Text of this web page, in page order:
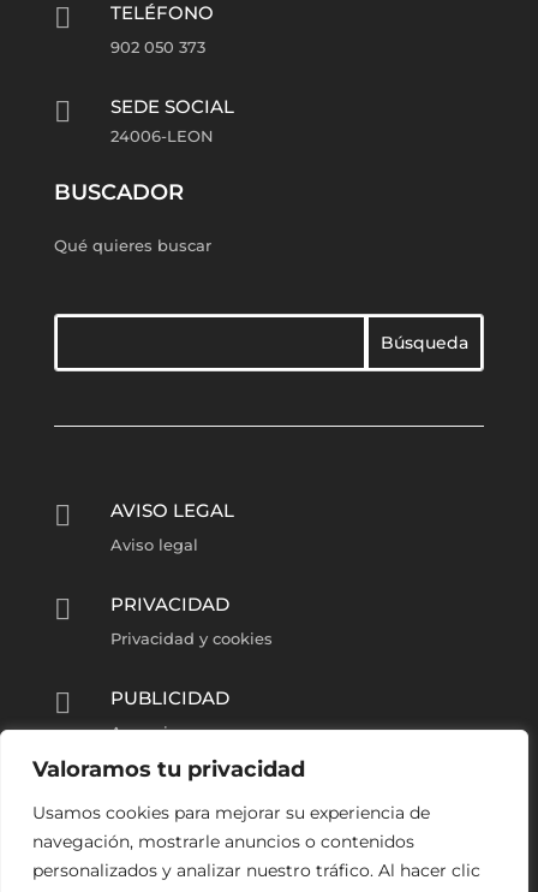
Valoramos tu privacidad
Usamos cookies para mejorar su experiencia de
navegación, mostrarle anuncios o contenidos
personalizados y analizar nuestro tráfico. Al hacer clic
 TELÉFONO
902 050 373
 SEDE SOCIAL
24006-LEON
BUSCADOR
Qué quieres buscar
 AVISO LEGAL
Aviso legal
 PRIVACIDAD
Privacidad y cookies
 PUBLICIDAD
Anunciarse
Reportero Barrio Húmedo